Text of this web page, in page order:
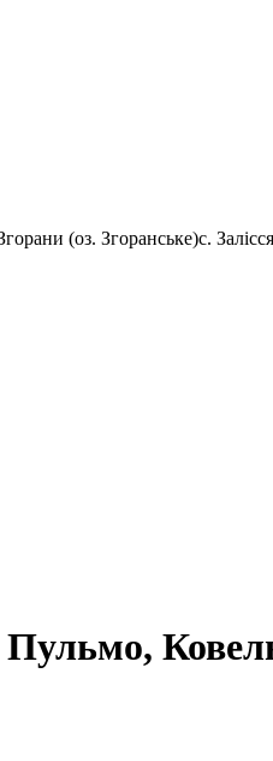
(оз. Згоранське)с. Залісся